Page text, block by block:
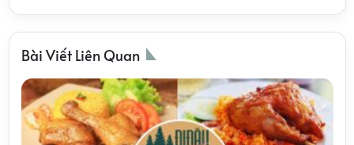
Bài Viết Liên Quan